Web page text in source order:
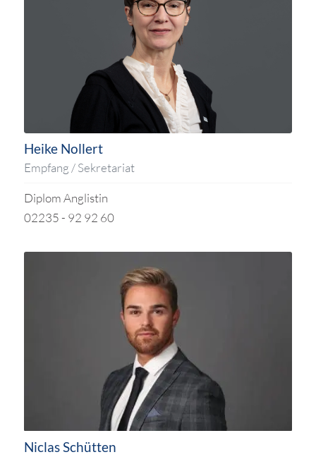
Heike Nollert
Empfang / Sekretariat
Diplom Anglistin
02235 - 92 92 60
Niclas Schütten